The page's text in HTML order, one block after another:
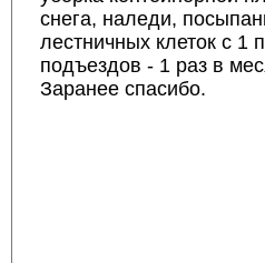
снега, наледи,
лестничных клеток с 1
подъездов - 1 раз в
Заранее спасибо.